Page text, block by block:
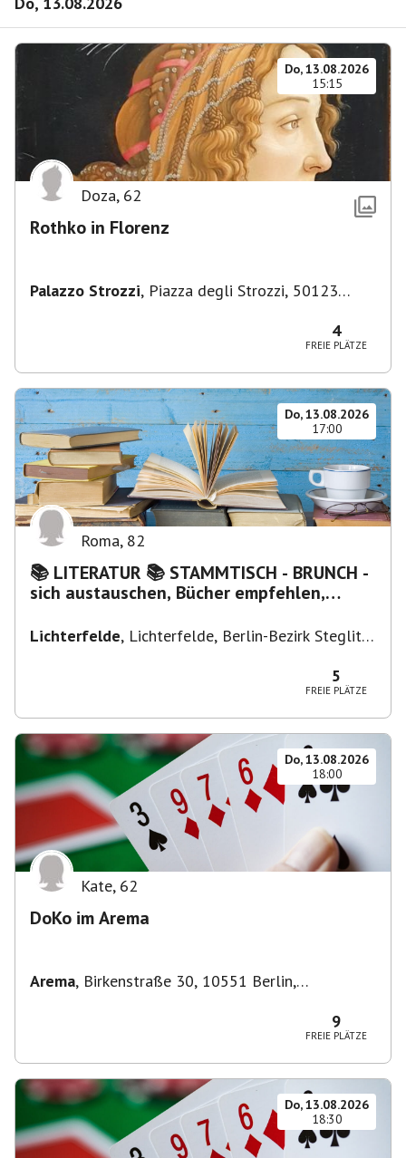
Do, 13.08.2026
15:15
Doza, 62
Rothko in Florenz
Palazzo Strozzi, Piazza degli Strozzi, 50123
4
FREIE PLÄTZE
Do, 13.08.2026
17:00
Roma, 82
📚 LITERATUR 📚 STAMMTISCH - BRUNCH -
sich austauschen, Bücher empfehlen,
Lichterfelde, Lichterfelde, Berlin-Bezirk Steglitz-
5
FREIE PLÄTZE
Do, 13.08.2026
18:00
Kate, 62
DoKo im Arema
Arema, Birkenstraße 30, 10551 Berlin,
9
FREIE PLÄTZE
Do, 13.08.2026
18:30